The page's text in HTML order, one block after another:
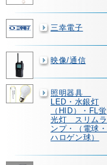
三幸電子
映像/通信
照明器具
LED・水銀灯
（HID）・FL蛍
光灯 スリムラ
ンプ・（電球・
ハロゲン球）